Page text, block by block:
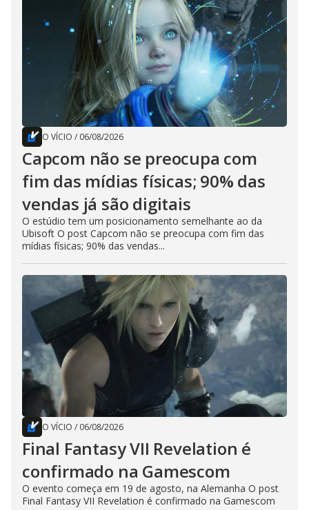
O VÍCIO / 06/08/2026
Capcom não se preocupa com
fim das mídias físicas; 90% das
vendas já são digitais
O estúdio tem um posicionamento semelhante ao da
Ubisoft O post Capcom não se preocupa com fim das
mídias físicas; 90% das vendas...
O VÍCIO / 06/08/2026
Final Fantasy VII Revelation é
confirmado na Gamescom
O evento começa em 19 de agosto, na Alemanha O post
Final Fantasy VII Revelation é confirmado na Gamescom